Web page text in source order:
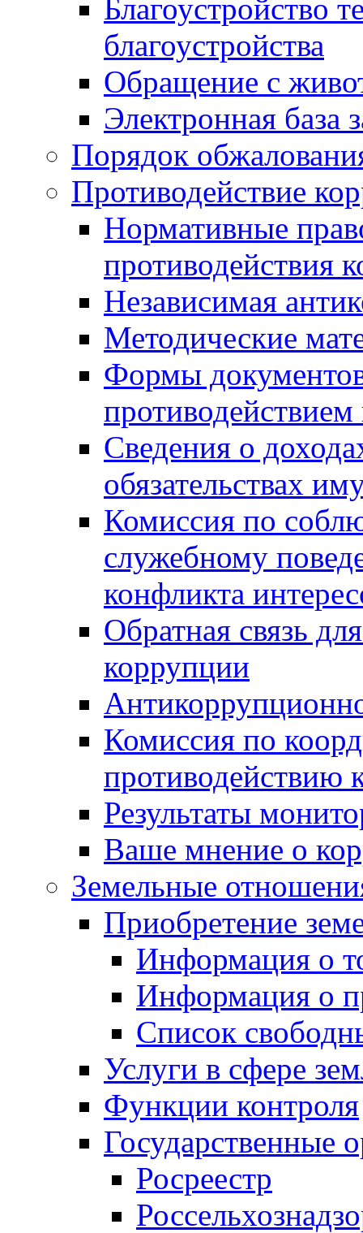
Благоустройство
благоустройства
Обращение с
Электронная база
Порядок
Противодействие
Нормативные
противодействия
Независимая
Методические
Формы
Сведения о
обязательствах
Комиссия по
служебному
конфликта
Обратная связь
коррупции
Комиссия по
противодействию
Результаты
Ваше мнение о
Земельные
Приобретение
Информация о
Информация о
Список
Услуги в сфере
Функции контроля
Государственные
Росреестр